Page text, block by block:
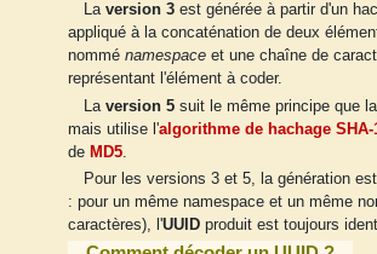
La version 3est générée à partir d'un
appliqué à la concaténation de deux
nommé namespace et une chaîne de
représentant l'élément à coder.
La version 5suit le même principe que
mais utilise l'algorithme de hachage SHA-
de MD5
Pour les versions 3 et 5, la génération
: pour un même namespace et un même
caractères), l'UUID produit est toujours